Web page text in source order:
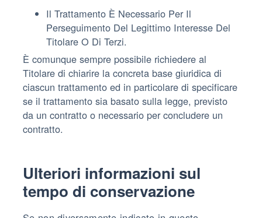
Il Trattamento È Necessario Per Il
Perseguimento Del Legittimo Interesse Del
Titolare O Di Terzi.
È comunque sempre possibile richiedere al
Titolare di chiarire la concreta base giuridica di
ciascun trattamento ed in particolare di specificare
se il trattamento sia basato sulla legge, previsto
da un contratto o necessario per concludere un
contratto.
Ulteriori informazioni sul
tempo di conservazione